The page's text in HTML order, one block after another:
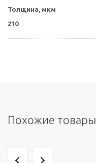
Толщина, мкм
210
Похожие товары